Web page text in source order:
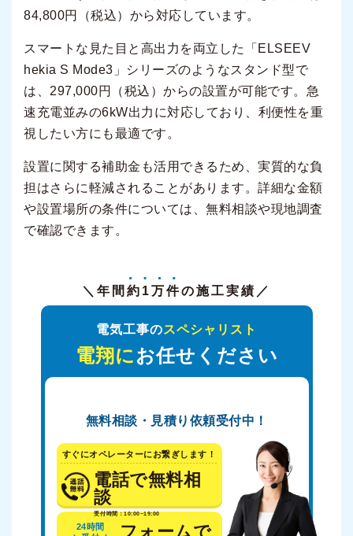
84,800円（税込）から対応しています。
スマートな見た目と高出力を両立した「ELSEEV
hekia S Mode3」シリーズのようなスタンド型で
は、297,000円（税込）からの設置が可能です。急
速充電並みの6kW出力に対応しており、利便性を重
視したい方にも最適です。
設置に関する補助金も活用できるため、実質的な負
担はさらに軽減されることがあります。詳細な金額
や設置場所の条件については、無料相談や現地調査
で確認できます。
＼年間 約1万件の施工実績／
電気工事のスペシャリスト
電翔にお任せください
無料相談・見積り依頼受付中！
すぐにオペレーターにお繋ぎします！
電話で無料相
談
受付時間：10:00~19:00
24時間
フォームで